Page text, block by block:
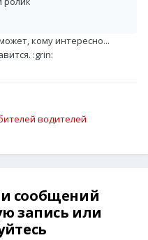
кому интересно...
:grin:
водителей
сообщений
запись или